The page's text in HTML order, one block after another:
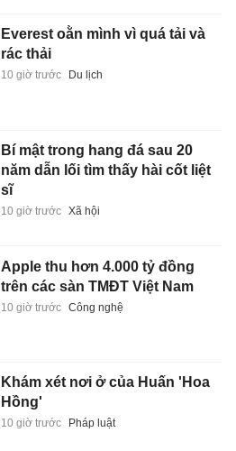
Everest oằn mình vì quá tải và
rác thải
10 giờ trước Du lịch
Bí mật trong hang đá sau 20
năm dẫn lối tìm thấy hài cốt liệt
sĩ
10 giờ trước Xã hội
Apple thu hơn 4.000 tỷ đồng
trên các sàn TMĐT Việt Nam
10 giờ trước Công nghệ
Khám xét nơi ở của Huấn 'Hoa
Hồng'
10 giờ trước Pháp luật